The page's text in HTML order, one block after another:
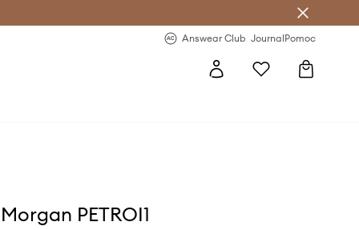
Answear Club JournalPomoc
PETROI1